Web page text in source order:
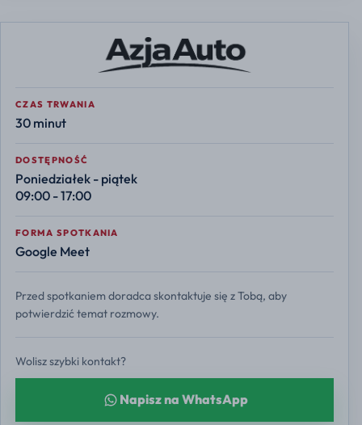
CZAS TRWANIA
30 minut
DOSTĘPNOŚĆ
Poniedziałek - piątek
09:00 - 17:00
FORMA SPOTKANIA
Google Meet
Przed spotkaniem doradca skontaktuje się z Tobą, aby
potwierdzić temat rozmowy.
Wolisz szybki kontakt?
Napisz na WhatsApp